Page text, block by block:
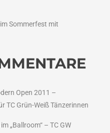
Sommerfest mit
Open 2011 –
TC Grün-Weiß Tänzerinnen
„Ballroom“ – TC GW